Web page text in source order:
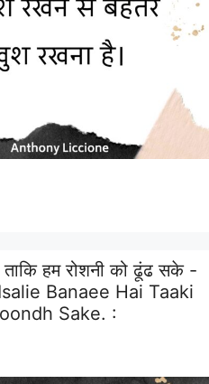
ताकि हम रोशनी को ढूंढ सके -
Banaee Hai Taaki
Sake. :